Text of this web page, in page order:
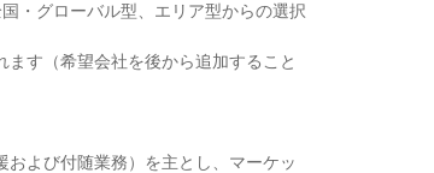
・グローバル型、エリア型からの選択
ます（希望会社を後から追加すること
よび付随業務）を主とし、マーケッ